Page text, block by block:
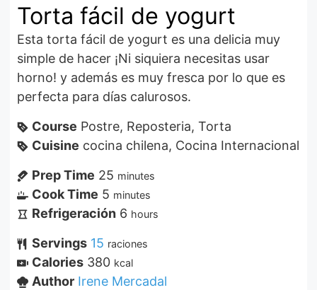
Torta fácil de yogurt
Esta torta fácil de yogurt es una delicia muy
simple de hacer ¡Ni siquiera necesitas usar
horno! y además es muy fresca por lo que es
perfecta para días calurosos.
Course Postre, Reposteria, Torta
Cuisine cocina chilena, Cocina Internacional
Prep Time 25 minutes
Cook Time 5 minutes
Refrigeración 6 hours
Servings 15 raciones
Calories 380 kcal
Author Irene Mercadal